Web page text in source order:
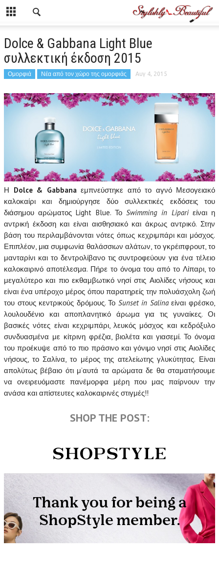
Dolce & Gabbana Light Blue
συλλεκτική έκδοση 2015
Ομορφιά Νέα από τον χώρο της ομορφιάς Αυγ 4, 2015
Η Dolce & Gabbana εμπνεύστηκε από το αγνό Μεσογειακό
καλοκαίρι και δημιούργησε δύο συλλεκτικές εκδόσεις του
διάσημου αρώματος Light Blue. ΤοSwimming in Lipariείναι η
αντρική έκδοση και είναι αισθησιακό και άκρως αντρικό. Στην
βάση του περιλαμβάνονται νότες όπως κεχριμπάρι και μόσχος.
Επιπλέον, μια συμφωνία θαλάσσιων αλάτων, το γκρέιπφρουτ, το
μανταρίνι και το δεντρολίβανο τις συντροφεύουν για ένα τέλειο
καλοκαιρινό αποτέλεσμα. Πήρε το όνομα του από το Λίπαρι, το
μεγαλύτερο και πιο εκθαμβωτικό νησί στις Αιολίδες νήσους και
είναι ένα υπέροχο μέρος όπου παρατηρείς την πολυάσχολη ζωή
του στους κεντρικούς δρόμους. Το Sunset in Salinaείναι φρέσκο,
λουλουδένιο και αποπλανητικό άρωμα για τις γυναίκες. Οι
βασικές νότες είναι κεχριμπάρι, λευκός μόσχος και κεδρόξυλο
συνδυασμένα με κίτρινη φρέζια, βιολέτα και γιασεμί. Το όνομα
του προέκυψε από το πιο πράσινο και γόνιμο νησί στις Αιολίδες
νήσους, το Σαλίνα, το μέρος της ατελείωτης γλυκύτητας. Είναι
απολύτως βέβαιο ότι μ’αυτά τα αρώματα δε θα σταματήσουμε
να ονειρευόμαστε πανέμορφα μέρη που μας παίρνουν την
ανάσα και απίστευτες καλοκαιρινές στιγμές!!
SHOP THE POST: